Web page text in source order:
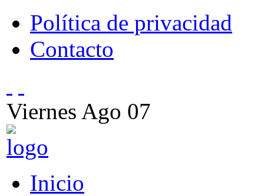
Política de privacidad
Contacto
Viernes Ago 07
Inicio